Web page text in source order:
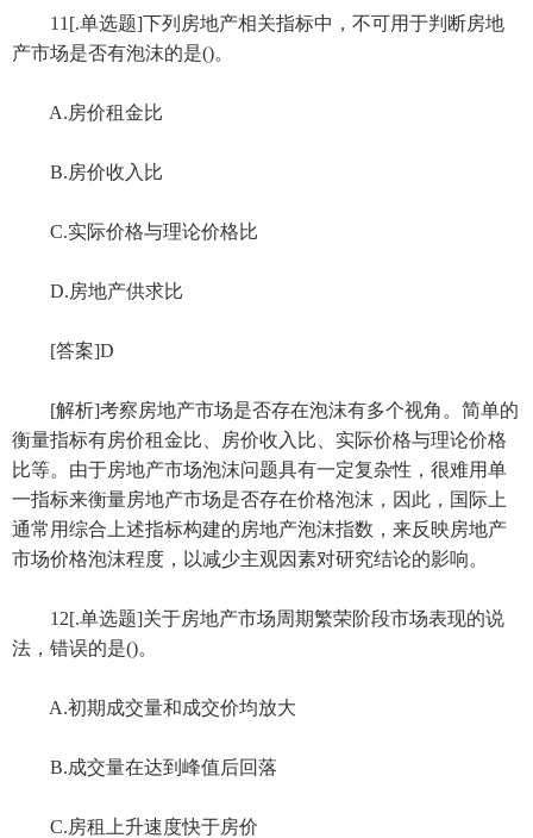
11[.单选题]下列房地产相关指标中，不可用于判断房地
产市场是否有泡沫的是()。
A.房价租金比
B.房价收入比
C.实际价格与理论价格比
D.房地产供求比
[答案]D
[解析]考察房地产市场是否存在泡沫有多个视角。简单的
衡量指标有房价租金比、房价收入比、实际价格与理论价格
比等。由于房地产市场泡沫问题具有一定复杂性，很难用单
一指标来衡量房地产市场是否存在价格泡沫，因此，国际上
通常用综合上述指标构建的房地产泡沫指数，来反映房地产
市场价格泡沫程度，以减少主观因素对研究结论的影响。
12[.单选题]关于房地产市场周期繁荣阶段市场表现的说
法，错误的是()。
A.初期成交量和成交价均放大
B.成交量在达到峰值后回落
C.房租上升速度快于房价